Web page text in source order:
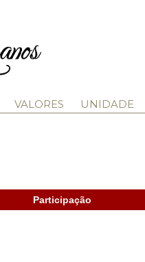
VALORES UNIDADE
Participação